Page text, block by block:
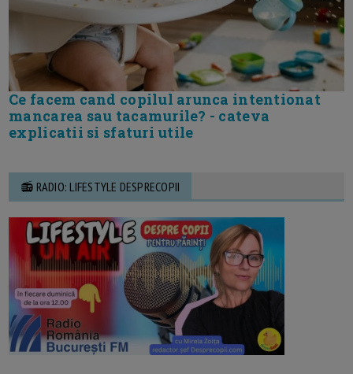
Ce facem cand copilul arunca intentionat
mancarea sau tacamurile? - cateva
explicatii si sfaturi utile
📻 RADIO: LIFESTYLE DESPRECOPII